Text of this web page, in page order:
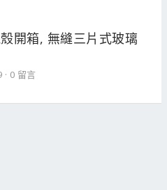
開箱, 無縫三片式玻璃
0 留言